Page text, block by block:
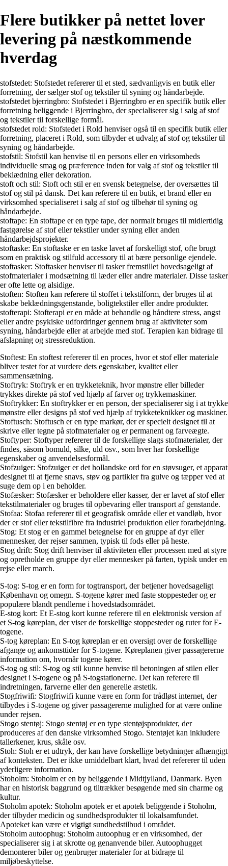
Flere butikker på nettet lover
levering på næstkommende
hverdag
stofstedet: Stofstedet refererer til et sted, sædvanligvis en butik eller
forretning, der sælger stof og tekstiler til syning og håndarbejde.
stofstedet bjerringbro: Stofstedet i Bjerringbro er en specifik butik eller
forretning beliggende i Bjerringbro, der specialiserer sig i salg af stof
og tekstiler til forskellige formål.
stofstedet rold: Stofstedet i Rold henviser også til en specifik butik eller
forretning, placeret i Rold, som tilbyder et udvalg af stof og tekstiler til
syning og håndarbejde.
stofstil: Stofstil kan henvise til en persons eller en virksomheds
individuelle smag og præference inden for valg af stof og tekstiler til
beklædning eller dekoration.
stoft och stil: Stoft och stil er en svensk betegnelse, der oversættes til
stof og stil på dansk. Det kan referere til en butik, et brand eller en
virksomhed specialiseret i salg af stof og tilbehør til syning og
håndarbejde.
stoftape: En stoftape er en type tape, der normalt bruges til midlertidig
fastgørelse af stof eller tekstiler under syning eller anden
håndarbejdsprojekter.
stoftaske: En stoftaske er en taske lavet af forskelligt stof, ofte brugt
som en praktisk og stilfuld accessory til at bære personlige ejendele.
stoftasker: Stoftasker henviser til tasker fremstillet hovedsageligt af
stofmaterialer i modsætning til læder eller andre materialer. Disse tasker
er ofte lette og alsidige.
stoften: Stoften kan referere til stoffet i tekstilform, der bruges til at
skabe beklædningsgenstande, boligtekstiler eller andre produkter.
stofterapi: Stofterapi er en måde at behandle og håndtere stress, angst
eller andre psykiske udfordringer gennem brug af aktiviteter som
syning, håndarbejde eller at arbejde med stof. Terapien kan bidrage til
afslapning og stressreduktion.
Stoftest: En stoftest refererer til en proces, hvor et stof eller materiale
bliver testet for at vurdere dets egenskaber, kvalitet eller
sammensætning.
Stoftryk: Stoftryk er en trykketeknik, hvor mønstre eller billeder
trykkes direkte på stof ved hjælp af farver og trykkemaskiner.
Stoftrykker: En stoftrykker er en person, der specialiserer sig i at trykke
mønstre eller designs på stof ved hjælp af trykketeknikker og maskiner.
Stoftusch: Stoftusch er en type markør, der er specielt designet til at
skrive eller tegne på stofmaterialer og er permanent og farveægte.
Stoftyper: Stoftyper refererer til de forskellige slags stofmaterialer, der
findes, såsom bomuld, silke, uld osv., som hver har forskellige
egenskaber og anvendelsesformål.
Stofzuiger: Stofzuiger er det hollandske ord for en støvsuger, et apparat
designet til at fjerne snavs, støv og partikler fra gulve og tæpper ved at
suge dem op i en beholder.
Stofæsker: Stofæsker er beholdere eller kasser, der er lavet af stof eller
tekstilmaterialer og bruges til opbevaring eller transport af genstande.
Stofaa: Stofaa refererer til et geografisk område eller et vandløb, hvor
der er stof eller tekstilfibre fra industriel produktion eller forarbejdning.
Stog: Et stog er en gammel betegnelse for en gruppe af dyr eller
mennesker, der rejser sammen, typisk til fods eller på heste.
Stog drift: Stog drift henviser til aktiviteten eller processen med at styre
og opretholde en gruppe dyr eller mennesker på farten, typisk under en
rejse eller march.
S-tog: S-tog er en form for togtransport, der betjener hovedsageligt
København og omegn. S-togene kører med faste stoppesteder og er
populære blandt pendlerne i hovedstadsområdet.
E-stog kort: Et E-stog kort kunne referere til en elektronisk version af
et S-tog køreplan, der viser de forskellige stoppesteder og ruter for E-
togene.
S-tog køreplan: En S-tog køreplan er en oversigt over de forskellige
afgange og ankomsttider for S-togene. Køreplanen giver passagererne
information om, hvornår togene kører.
S-tog og stil: S-tog og stil kunne henvise til betoningen af stilen eller
designet i S-togene og på S-togstationerne. Det kan referere til
indretningen, farverne eller den generelle æstetik.
Stogfriwifi: Stogfriwifi kunne være en form for trådløst internet, der
tilbydes i S-togene og giver passagererne mulighed for at være online
under rejsen.
Stogo stentøj: Stogo stentøj er en type stentøjsprodukter, der
produceres af den danske virksomhed Stogo. Stentøjet kan inkludere
tallerkener, krus, skåle osv.
Stoh: Stoh er et udtryk, der kan have forskellige betydninger afhængigt
af konteksten. Det er ikke umiddelbart klart, hvad det refererer til uden
yderligere information.
Stoholm: Stoholm er en by beliggende i Midtjylland, Danmark. Byen
har en historisk baggrund og tiltrækker besøgende med sin charme og
kultur.
Stoholm apotek: Stoholm apotek er et apotek beliggende i Stoholm,
der tilbyder medicin og sundhedsprodukter til lokalsamfundet.
Apoteket kan være et vigtigt sundhedstilbud i området.
Stoholm autoophug: Stoholm autoophug er en virksomhed, der
specialiserer sig i at skrotte og genanvende biler. Autoophugget
demonterer biler og genbruger materialer for at bidrage til
miljøbeskyttelse.